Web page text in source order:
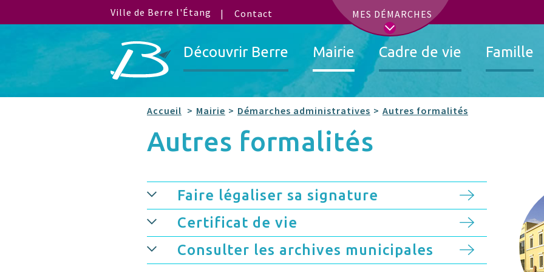
Ville de Berre l'Étang MES DÉMARCHES
Contact
Découvrir Berre Mairie Cadre de vie Famille
Accueil Mairie Démarches administratives Autres formalités
Autres formalités
Faire légaliser sa signature
Certificat de vie
Consulter les archives municipales